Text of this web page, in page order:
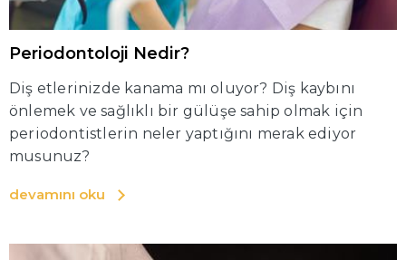
Periodontoloji Nedir?
Diş etlerinizde kanama mı oluyor? Diş kaybını
önlemek ve sağlıklı bir gülüşe sahip olmak için
periodontistlerin neler yaptığını merak ediyor
musunuz?
devamını oku